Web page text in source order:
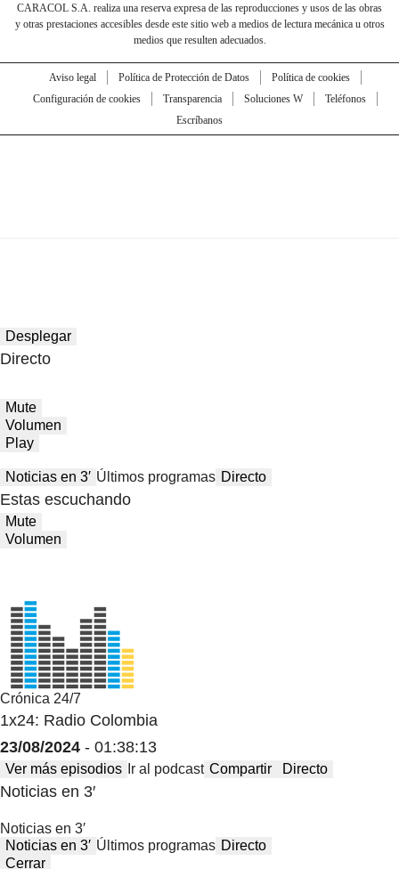
CARACOL S.A. realiza una reserva expresa de las reproducciones y usos de las obras
y otras prestaciones accesibles desde este sitio web a medios de lectura mecánica u otros
medios que resulten adecuados.
Aviso legal Política de Protección de Datos
Política de cookies
Configuración de cookies
Transparencia Soluciones W
Teléfonos
Escríbanos
Desplegar
Directo
Mute
Volumen
Play
Noticias en 3′ Últimos programas Directo
Estas escuchando
Mute
Volumen
Crónica 24/7
1x24: Radio Colombia
23/08/2024 - 01:38:13
Ver más episodios Ir al podcast Compartir Directo
Noticias en 3′
Noticias en 3′
Noticias en 3′ Últimos programas Directo
Cerrar